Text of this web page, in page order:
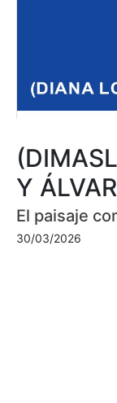
Y
El paisaje
30/03/2026